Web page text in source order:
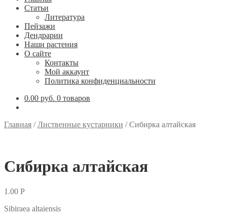
Статьи
Литература
Пейзажи
Дендрарии
Наши растения
О сайте
Контакты
Мой аккаунт
Политика конфиденциальности
0.00 руб. 0 товаров
Главная /Лиственные кустарники /Сибирка алтайская
Сибирка алтайская
1.00 Р
Sibiraea altaiensis